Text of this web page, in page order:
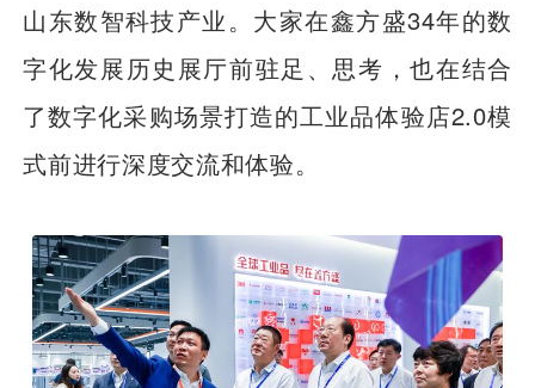
山东数智科技产业。大家在鑫方盛34年的数
字化发展历史展厅前驻足、思考，也在结合
了数字化采购场景打造的工业品体验店2.0模
式前进行深度交流和体验。